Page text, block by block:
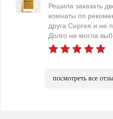
Решила заказать
комнаты по
друга Сергея и не
Долго не могла
посмотреть все